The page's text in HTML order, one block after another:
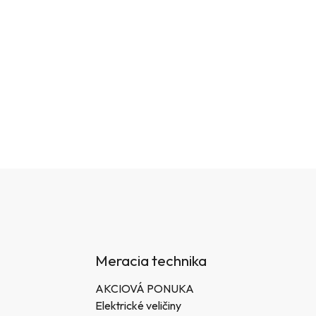
Meracia technika
AKCIOVÁ PONUKA
Elektrické veličiny